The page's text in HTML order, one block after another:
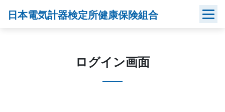
日本電気計器検定所健康保険組合
ログイン画面